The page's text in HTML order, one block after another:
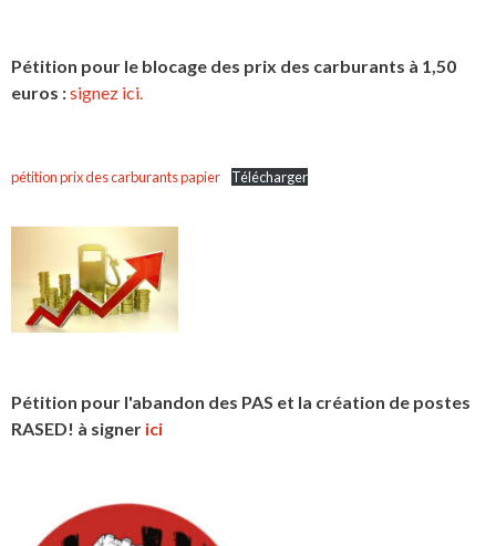
Pétition pour le blocage des prix des carburants à 1,50
euros :signez ici.
pétition prix des carburants papier Télécharger
Pétition pour l'abandon des PAS et la création de postes
RASED! à signer ici